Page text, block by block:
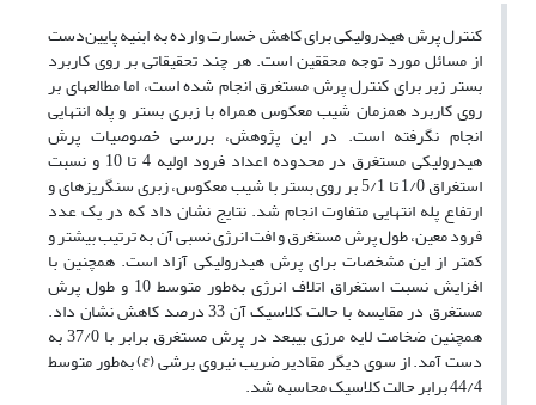
کنترل پرش هیدرولیکی برای کاهش خسارت وارده به ابنیه پایین‌دست
از مسائل مورد توجه محققین است. هر چند تحقیقاتی بر روی کاربرد
بستر زبر برای کنترل پرش مستغرق انجام شده است، اما مطالعه­ای بر
روی کاربرد همزمان شیب معکوس همراه با زبری بستر و پله انتهایی
انجام نگرفته است. در این پژوهش، بررسی خصوصیات پرش
هیدرولیکی مستغرق در محدوده اعداد فرود اولیه 4 تا 10 و نسبت
استغراق 1/0 تا 5/1 بر روی بستر با شیب معکوس، زبری سنگریزه­ای و
ارتفاع پله انتهایی متفاوت انجام شد. نتایج نشان داد که در یک عدد
فرود معین، طول پرش مستغرق و افت انرژی نسبی آن به ترتیب بیشتر و
کمتر از این مشخصات برای پرش هیدرولیکی آزاد است. همچنین با
افزایش نسبت استغراق اتلاف انرژی به‌طور متوسط 10 و طول پرش
مستغرق در مقایسه با حالت کلاسیک آن 33 درصد کاهش نشان داد.
همچنین ضخامت لایه مرزی بی­بعد در پرش مستغرق برابر با 37/0 به
دست آمد. از سوی دیگر مقادیر ضریب نیروی برشی (ε) به‌طور متوسط
44/4 برابر حالت کلاسیک محاسبه شد.